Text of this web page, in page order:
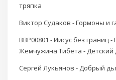
тряпка
Виктор Судаков - Гормоны и
BBP00801 - Иисус без границ
Жемчужина Тибета - Детский
Сергей Лукьянов - Добрый